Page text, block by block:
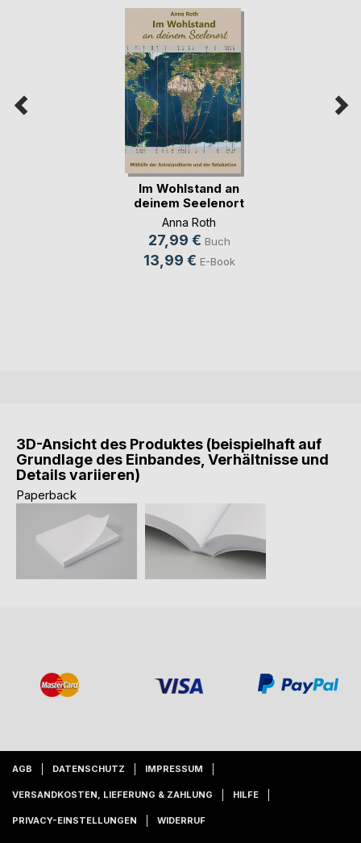
Im Wohlstand an
deinem Seelenort
Anna Roth
27,99 € Buch
13,99 € E-Book
3D-Ansicht des Produktes (beispielhaft auf
Grundlage des Einbandes, Verhältnisse und
Details variieren)
Paperback
AGB DATENSCHUTZ IMPRESSUM
VERSANDKOSTEN, LIEFERUNG & ZAHLUNG HILFE
PRIVACY-EINSTELLUNGEN WIDERRUF